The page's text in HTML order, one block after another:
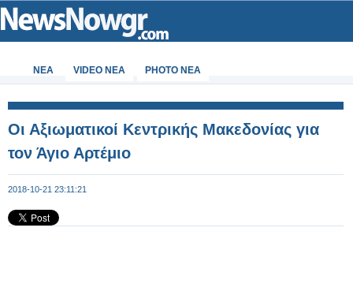
ΝΕΑ VIDEO NEA PHOTO NEA
Οι Αξιωματικοί Κεντρικής Μακεδονίας για
τον Άγιο Αρτέμιο
2018-10-21 23:11:21